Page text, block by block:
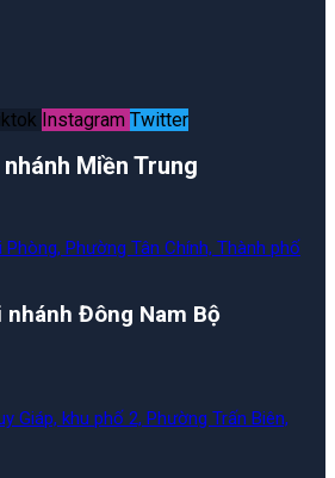
Instagram Twitter
nhánh Miền Trung
Phòng, Phường Tân Chính, Thành phố
nhánh Đông Nam Bộ
Giáp, khu phố 2, Phường Trấn Biên,